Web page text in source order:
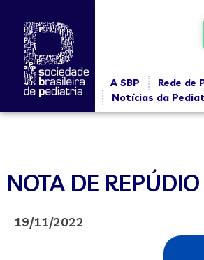
A SBP Rede de
Notícias da
NOTA DE
19/11/2022